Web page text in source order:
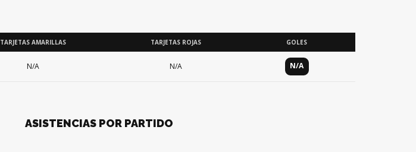
TARJETAS AMARILLAS TARJETAS ROJAS GOLES
N/A N/A N/A
ASISTENCIAS POR PARTIDO